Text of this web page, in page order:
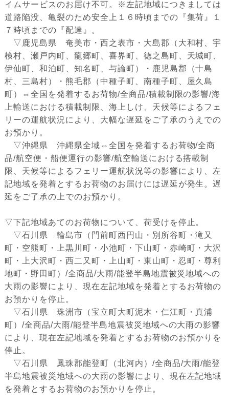
イムサービスのお届け不可。※左記地域につきましては
道路陥没、亀裂のため安全上１６時頃までの『集荷』１
７時頃までの『配達』。
▽鹿児島県 奄美市・西之表市・大島郡（大和村、宇
検村、瀬戸内町、龍郷町、喜界町、徳之島町、天城町、
伊仙町、和泊町、知名町、与論町）・鹿児島郡（十島
村、三島村）・熊毛郡（中種子町、南種子町、屋久島
町）⇔全国を発着するお荷物/全商品/積載制限の影響/海
上輸送における積載制限、海上しけ、天候等によるフェ
リーの運航状況により、大幅な遅延をご了承のうえでの
お預かり。
▽沖縄県 沖縄県全域⇔全国を発着するお荷物/全商
品/航空便・船便運行の影響/航空輸送における搭載制
限、天候等によるフェリー運航状況等の影響により、左
記地域を発着とするお荷物のお届けには遅延が発生。遅
延をご了承の上でのお預かり。
▽下記地域あてのお荷物について、荷受けを停止。
▽石川県 輪島市（門前町西円山・別所谷町・滝又
町・空熊町・上黒川町・小池町・下山町・赤崎町・大沢
町・上大沢町・西二又町・上山町・東山町・忍町・尊利
地町・野田町）/全商品/大雨/能登半島地震被災地域への
大雨の影響により、現在左記地域を発着とするお荷物の
お預かりを停止。
▽石川県 珠洲市（宝立町大町泥木・仁江町・真浦
町）/全商品/大雨/能登半島地震被災地域への大雨の影響
により、現在左記地域を発着とするお荷物のお預かりを
停止。
▽石川県 鳳珠郡能登町（北河内）/全商品/大雨/能登
半島地震被災地域への大雨の影響により、現在左記地域
を発着とするお荷物のお預かりを停止。